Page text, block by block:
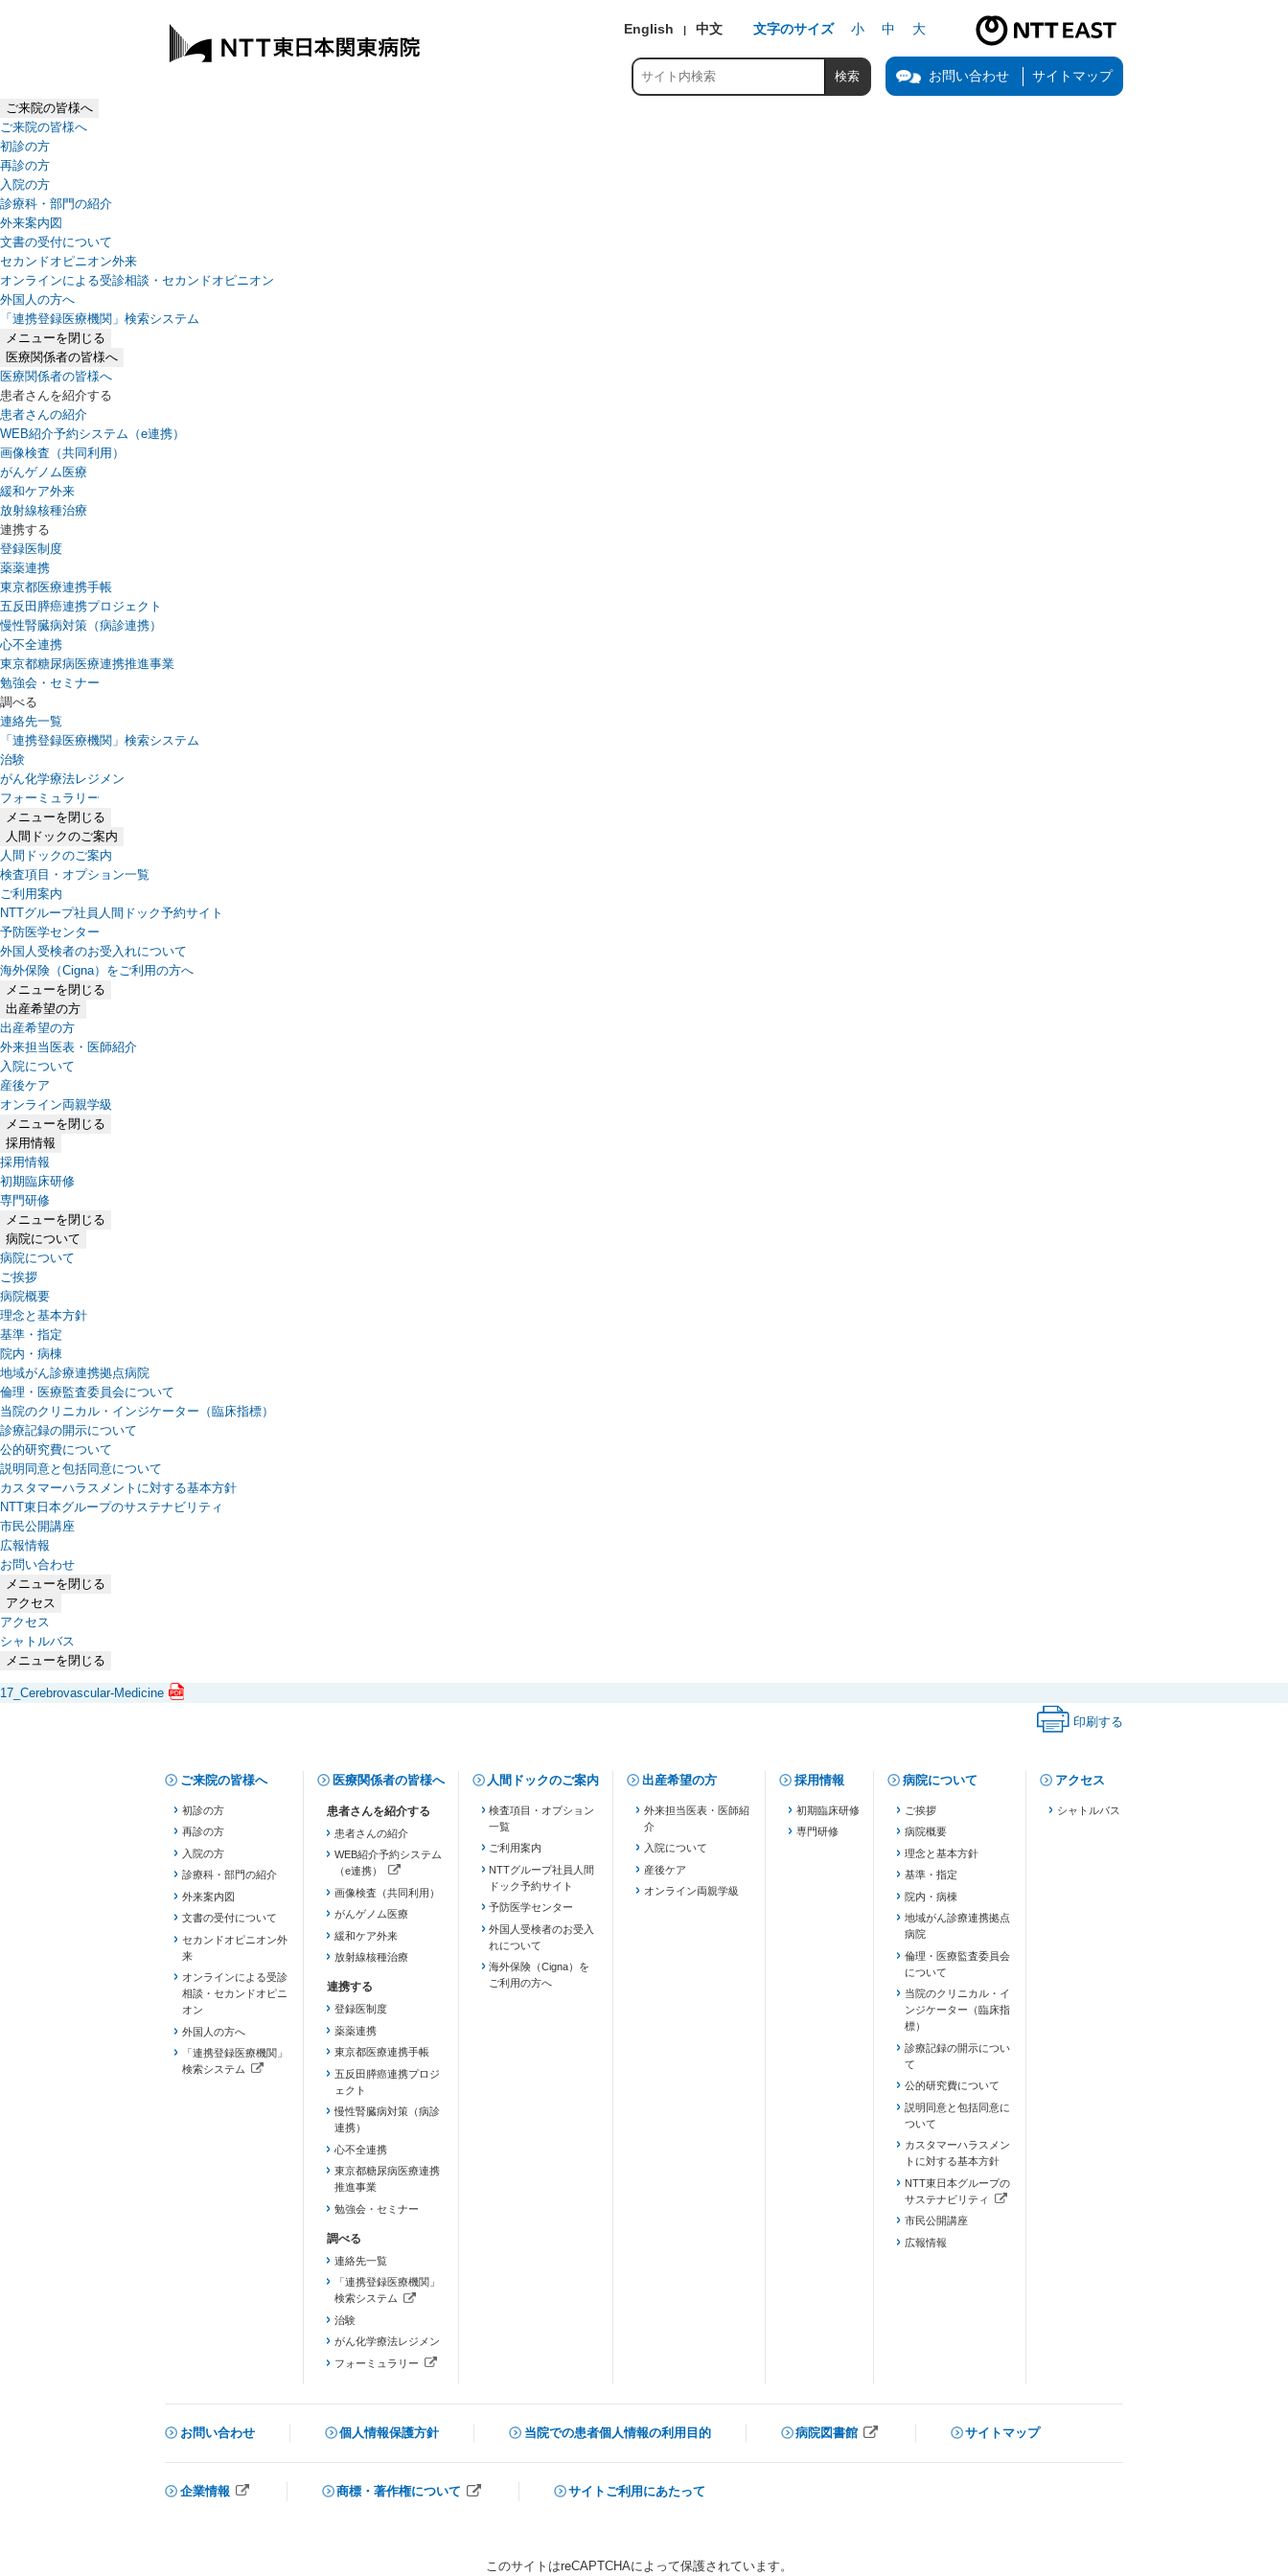
English 中文 文字のサイズ 小 中 大
NTT東日本公式サイト（新しいタブで開きます）
お問い合わせ サイトマップ
ご来院の皆様へ
ご来院の皆様へ
初診の方
再診の方
入院の方
診療科・部門の紹介
外来案内図
文書の受付について
セカンドオピニオン外来
オンラインによる受診相談・セカンドオピニオン
外国人の方へ
「連携登録医療機関」検索システム
（新しいタブで開きます）
メニューを閉じる
医療関係者の皆様へ
医療関係者の皆様へ
患者さんを紹介する
患者さんの紹介
WEB紹介予約システム（e連携）
（新しいタブで開きます）
画像検査（共同利用）
がんゲノム医療
緩和ケア外来
放射線核種治療
連携する
登録医制度
薬薬連携
東京都医療連携手帳
五反田膵癌連携プロジェクト
慢性腎臓病対策（病診連携）
心不全連携
東京都糖尿病医療連携推進事業
勉強会・セミナー
調べる
連絡先一覧
「連携登録医療機関」検索システム
（新しいタブで開きます）
治験
がん化学療法レジメン
フォーミュラリー
（PDFファイル、新しいタブで開きます）
メニューを閉じる
人間ドックのご案内
人間ドックのご案内
検査項目・オプション一覧
ご利用案内
NTTグループ社員人間ドック予約サイト
予防医学センター
外国人受検者のお受入れについて
海外保険（Cigna）をご利用の方へ
メニューを閉じる
出産希望の方
出産希望の方
外来担当医表・医師紹介
入院について
産後ケア
オンライン両親学級
メニューを閉じる
採用情報
採用情報
初期臨床研修
専門研修
メニューを閉じる
病院について
病院について
ご挨拶
病院概要
理念と基本方針
基準・指定
院内・病棟
地域がん診療連携拠点病院
倫理・医療監査委員会について
当院のクリニカル・インジケーター（臨床指標）
診療記録の開示について
公的研究費について
説明同意と包括同意について
カスタマーハラスメントに対する基本方針
NTT東日本グループのサステナビリティ
（新しいタブで開きます）
市民公開講座
広報情報
お問い合わせ
メニューを閉じる
アクセス
アクセス
シャトルバス
メニューを閉じる
印刷する
（印刷用ページが新しいタブで開きます）
17_Cerebrovascular-Medicine
ご来院の皆様へ
初診の方
再診の方
入院の方
診療科・部門の紹介
外来案内図
文書の受付について
セカンドオピニオン外
来
オンラインによる受診
相談・セカンドオピニ
オン
外国人の方へ
「連携登録医療機関」
検索システム
医療関係者の皆様へ
患者さんの紹介
WEB紹介予約システム
（e連携）
（新しいタブで開きます）
画像検査（共同利用）
がんゲノム医療
緩和ケア外来
放射線核種治療
登録医制度
薬薬連携
東京都医療連携手帳
五反田膵癌連携プロジ
ェクト
慢性腎臓病対策（病診
連携）
心不全連携
東京都糖尿病医療連携
推進事業
勉強会・セミナー
連絡先一覧
「連携登録医療機関」
検索システム
（新しいタブで開きます）
治験
がん化学療法レジメン
フォーミュラリー
人間ドックのご案内
検査項目・オプション
一覧
ご利用案内
NTTグループ社員人間
ドック予約サイト
予防医学センター
外国人受検者のお受入
れについて
海外保険（Cigna）を
ご利用の方へ
出産希望の方
外来担当医表・医師紹
介
入院について
産後ケア
オンライン両親学級
採用情報
初期臨床研修
専門研修
病院について
ご挨拶
病院概要
理念と基本方針
基準・指定
院内・病棟
地域がん診療連携拠点
病院
倫理・医療監査委員会
について
当院のクリニカル・イ
ンジケーター（臨床指
標）
診療記録の開示につい
て
公的研究費について
説明同意と包括同意に
ついて
カスタマーハラスメン
トに対する基本方針
NTT東日本グループの
サステナビリティ
（新しいタブで開きます）
市民公開講座
広報情報
アクセス
シャトルバス
お問い合わせ 個人情報保護方針 当院での患者個人情報の利用目的
病院図書館
サイトマップ
企業情報
商標・著作権について
サイトご利用にあたって
このサイトはreCAPTCHAによって保護されています。